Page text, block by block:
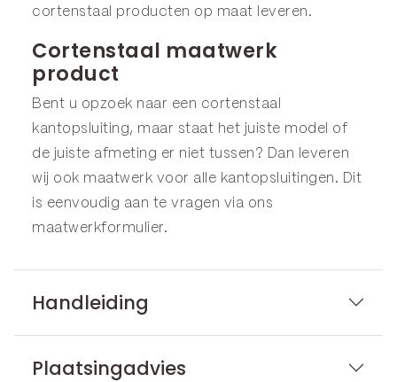
cortenstaal producten op maat leveren.
Cortenstaal maatwerk
product
Bent u opzoek naar een cortenstaal
kantopsluiting, maar staat het juiste model of
de juiste afmeting er niet tussen? Dan leveren
wij ook maatwerk voor alle kantopsluitingen. Dit
is eenvoudig aan te vragen via ons
maatwerkformulier.
Handleiding
Plaatsingadvies